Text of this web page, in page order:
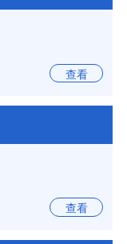
查看
查看